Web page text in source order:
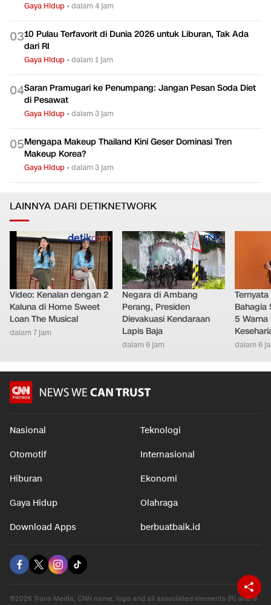
Gaya Hidup •dalam 4 jam
0310 Pulau Terfavorit di Dunia 2026 untuk Liburan, Tak Ada
dari RI
Gaya Hidup •dalam 1 jam
04Saran Pramugari ke Penumpang: Jangan Pesan Soda Diet
di Pesawat
Gaya Hidup •dalam 3 jam
05Mengapa Makeup Thailand Kini Geser Dominasi Tren
Makeup Korea?
Gaya Hidup •dalam 3 jam
LAINNYA DARI DETIKNETWORK
Video: Kenalan dengan 2
Kaluna di Home Sweet
Loan The Musical
dalam 7 jam
Negara di Ambang
Perang, Presiden
Dievakuasi Kendaraan
Lapis Baja
dalam 6 jam
Bahagia
5
dalam 6
Nasional Teknologi
Otomotif Internasional
Hiburan Ekonomi
Gaya Hidup Olahraga
Download Apps berbuatbaik.id
©2026 Trans Media, CNN name, logo and all associated elements (R) and ©